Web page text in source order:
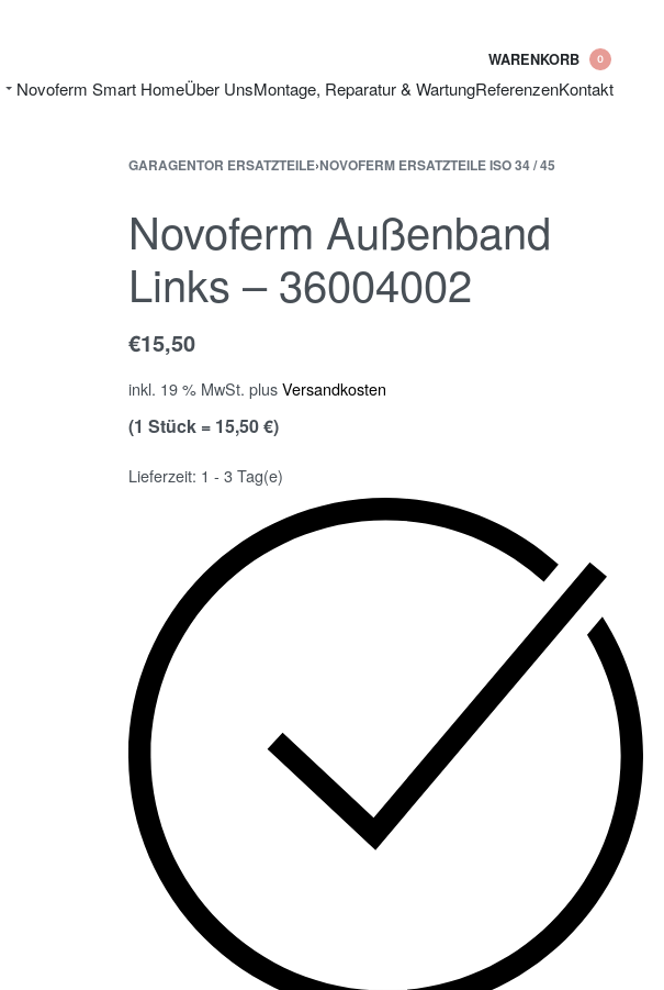
WARENKORB 0
Novoferm Smart HomeÜber UnsMontage, Reparatur & WartungReferenzenKontakt
GARAGENTOR ERSATZTEILE›NOVOFERM ERSATZTEILE ISO 34 / 45
Novoferm Außenband
Links – 36004002
€15,50
inkl. 19 % MwSt. plusVersandkosten
(1 Stück = 15,50 €)
Lieferzeit: 1 - 3 Tag(e)